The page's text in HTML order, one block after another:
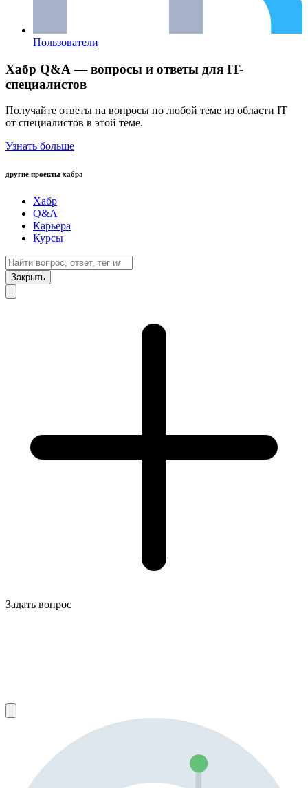
Пользователи
Хабр Q&A — вопросы и ответы для IT-
специалистов
Получайте ответы на вопросы по любой теме из области IT
от специалистов в этой теме.
Узнать больше
другие проекты хабра
Хабр
Q&A
Карьера
Курсы
Закрыть
Задать вопрос